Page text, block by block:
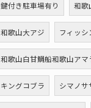
鍵付き駐車場有り 和歌
和歌山大アジ フィッシ
和歌山白甘鯛船和歌山アマ
キングコブラ シマノサ